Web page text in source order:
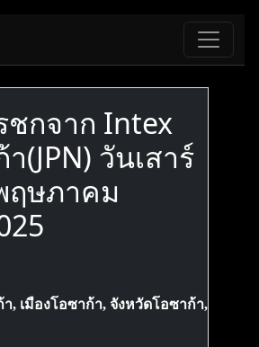
ชกจาก Intex
(JPN) วันเสาร์
ฤษภาคม
, เมืองโอซาก้า, จังหวัดโอซาก้า,